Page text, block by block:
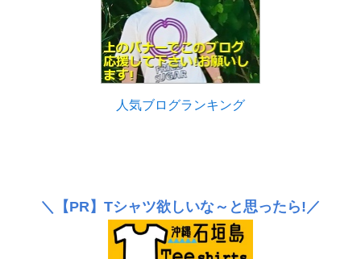
人気ブログランキング
＼ 【PR】 Tシャツ欲しいな～と思ったら!／